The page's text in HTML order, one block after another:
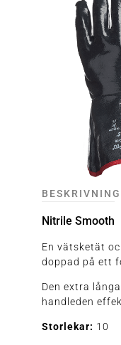
BESKRIVNING
Nitrile Smooth
En vätsketät
doppad på ett
Den extra
handleden
Storlekar: 10